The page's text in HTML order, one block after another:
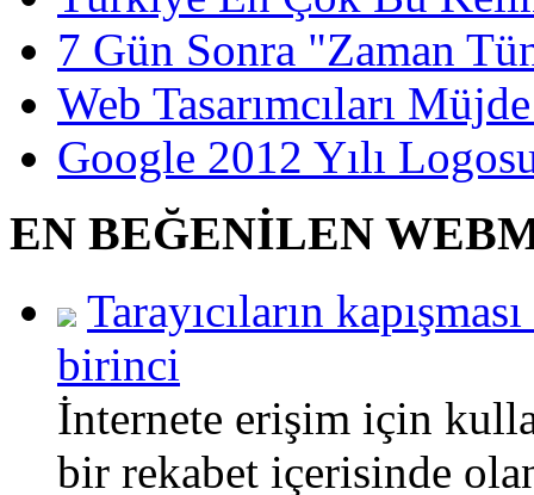
7 Gün Sonra "Zaman
Web Tasarımcıları
Google 2012 Yılı
EN BEĞENİLEN
Tarayıcıların
birinci
İnternete erişim için
bir rekabet içerisinde